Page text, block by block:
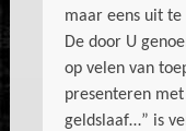
maar eens uit te
De door U
op velen van
presenteren
geldslaaf…” is